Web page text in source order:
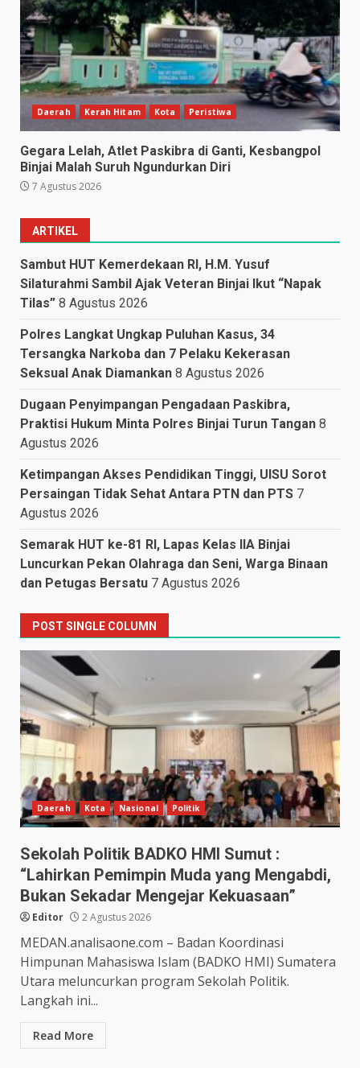
Daerah Kerah Hitam Kota Peristiwa
Gegara Lelah, Atlet Paskibra di Ganti, Kesbangpol
Binjai Malah Suruh Ngundurkan Diri
7 Agustus 2026
ARTIKEL
Sambut HUT Kemerdekaan RI, H.M. Yusuf
Silaturahmi Sambil Ajak Veteran Binjai Ikut “Napak
Tilas” 8 Agustus 2026
Polres Langkat Ungkap Puluhan Kasus, 34
Tersangka Narkoba dan 7 Pelaku Kekerasan
Seksual Anak Diamankan 8 Agustus 2026
Dugaan Penyimpangan Pengadaan Paskibra,
Praktisi Hukum Minta Polres Binjai Turun Tangan 8
Agustus 2026
Ketimpangan Akses Pendidikan Tinggi, UISU Sorot
Persaingan Tidak Sehat Antara PTN dan PTS 7
Agustus 2026
Semarak HUT ke-81 RI, Lapas Kelas IIA Binjai
Luncurkan Pekan Olahraga dan Seni, Warga Binaan
dan Petugas Bersatu 7 Agustus 2026
POST SINGLE COLUMN
Daerah Kota Nasional Politik
Sekolah Politik BADKO HMI Sumut :
“Lahirkan Pemimpin Muda yang Mengabdi,
Bukan Sekadar Mengejar Kekuasaan”
Editor 2 Agustus 2026
MEDAN.analisaone.com – Badan Koordinasi
Himpunan Mahasiswa Islam (BADKO HMI) Sumatera
Utara meluncurkan program Sekolah Politik.
Langkah ini...
Read More